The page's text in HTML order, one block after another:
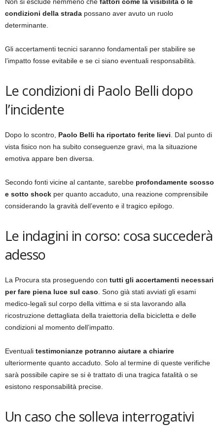
condizioni della strada possano aver avuto un ruolo
determinante.
Gli accertamenti tecnici saranno fondamentali per stabilire se
l’impatto fosse evitabile e se ci siano eventuali responsabilità.
Le condizioni di Paolo Belli dopo
l’incidente
Dopo lo scontro, Paolo Belli ha riportato ferite lievi . Dal punto di
vista fisico non ha subito conseguenze gravi, ma la situazione
emotiva appare ben diversa.
Secondo fonti vicine al cantante, sarebbe profondamente scosso
e sotto shock per quanto accaduto, una reazione comprensibile
considerando la gravità dell’evento e il tragico epilogo.
Le indagini in corso: cosa succederà
adesso
La Procura sta proseguendo con tutti gli accertamenti necessari
per fare piena luce sul caso . Sono già stati avviati gli esami
medico-legali sul corpo della vittima e si sta lavorando alla
ricostruzione dettagliata della traiettoria della bicicletta e delle
condizioni al momento dell’impatto.
Eventuali testimonianze potranno aiutare a chiarire
ulteriormente quanto accaduto. Solo al termine di queste verifiche
sarà possibile capire se si è trattato di una tragica fatalità o se
esistono responsabilità precise.
Un caso che solleva interrogativi